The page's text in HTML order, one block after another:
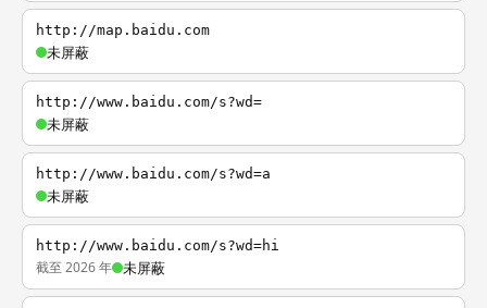
http://map.baidu.com
未屏蔽
http://www.baidu.com/s?wd=
未屏蔽
http://www.baidu.com/s?wd=a
未屏蔽
http://www.baidu.com/s?wd=hi
截至 2026 年 未屏蔽